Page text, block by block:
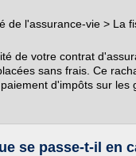
de l'assurance-vie > La
de votre contrat
sans frais. Ce
d'impôts sur les
se passe-t-il en